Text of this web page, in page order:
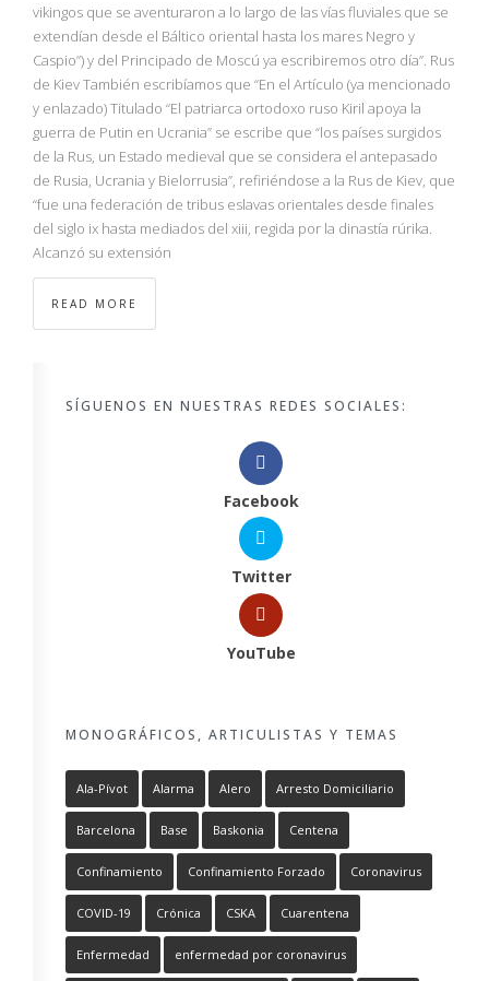
vikingos que se aventuraron a lo largo de las vías fluviales que se
extendían desde el Báltico oriental hasta los mares Negro y
Caspio”) y del Principado de Moscú ya escribiremos otro día”. Rus
de Kiev También escribíamos que “En el Artículo (ya mencionado
y enlazado) Titulado “El patriarca ortodoxo ruso Kiril apoya la
guerra de Putin en Ucrania” se escribe que “los países surgidos
de la Rus, un Estado medieval que se considera el antepasado
de Rusia, Ucrania y Bielorrusia”, refiriéndose a la Rus de Kiev, que
“fue una federación de tribus eslavas orientales desde finales
del siglo ix hasta mediados del xiii, regida por la dinastía rúrika.
Alcanzó su extensión
READ MORE
SÍGUENOS EN NUESTRAS REDES SOCIALES:
Facebook
Twitter
YouTube
MONOGRÁFICOS, ARTICULISTAS Y TEMAS
Ala-Pívot Alarma Alero Arresto Domiciliario
Barcelona Base Baskonia Centena
Confinamiento Confinamiento Forzado Coronavirus
COVID-19 Crónica CSKA Cuarentena
Enfermedad enfermedad por coronavirus